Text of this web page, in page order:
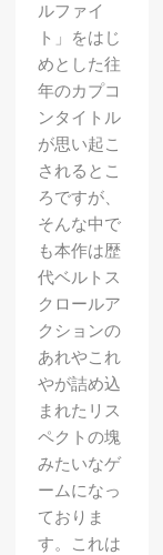
ルファイ
ト」をはじ
めとした往
年のカプコ
ンタイトル
が思い起こ
されるとこ
ろですが、
そんな中で
も本作は歴
代ベルトス
クロールア
クションの
あれやこれ
やが詰め込
まれたリス
ペクトの塊
みたいなゲ
ームになっ
ておりま
す。これは